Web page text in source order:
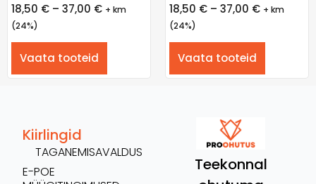
18,50 € – 37,00 € + km
(24%)
Vaata tooteid
18,50 € – 37,00 € + km
(24%)
Vaata tooteid
Teekonnal
Kiirlingid
TAGANEMISAVALDUS
E-POE